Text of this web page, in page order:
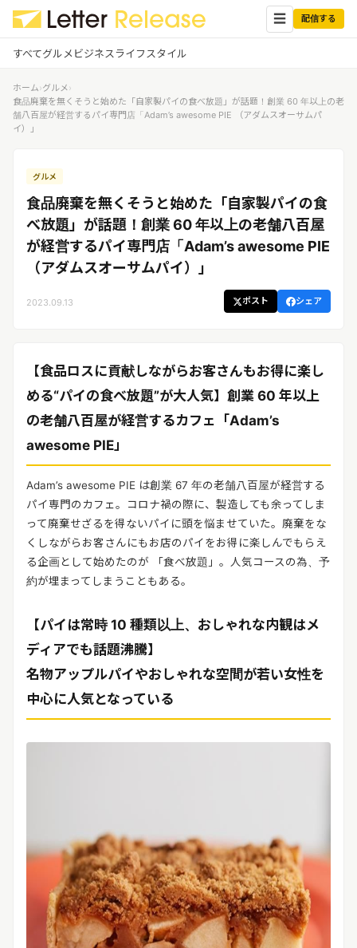
☰ 配信する
すべてグルメビジネスライフスタイル
グルメ
ビジネス
ライフスタイル
リリースを配信する
ログイン ✕
企業ユーザーでログイン
する
受信レターリリース受信ユーザー
メディアユーザーでログインする
レターリリースを受信（メディア登
録）
ホーム›グルメ›
食品廃棄を無くそうと始めた「自家製パイの食べ放題」が話題！創業 60 年以上の老
舗八百屋が経営するパイ専門店「Adam’s awesome PIE （アダムスオーサムパ
イ）」
グルメ
食品廃棄を無くそうと始めた「自家製パイの食
べ放題」が話題！創業 60 年以上の老舗八百屋
が経営するパイ専門店「Adam’s awesome PIE
（アダムスオーサムパイ）」
2023.09.13 ポスト シェア
【食品ロスに貢献しながらお客さんもお得に楽し
める“パイの食べ放題”が大人気】創業 60 年以上
の老舗八百屋が経営するカフェ「Adam’s
awesome PIE」
Adam’s awesome PIE は創業 67 年の老舗八百屋が経営する
パイ専門のカフェ。コロナ禍の際に、製造しても余ってしま
って廃棄せざるを得ないパイに頭を悩ませていた。廃棄をな
くしながらお客さんにもお店のパイをお得に楽しんでもらえ
る企画として始めたのが 「食べ放題」。人気コースの為、予
約が埋まってしまうこともある。
【パイは常時 10 種類以上、おしゃれな内観はメ
ディアでも話題沸騰】
名物アップルパイやおしゃれな空間が若い女性を
中心に人気となっている